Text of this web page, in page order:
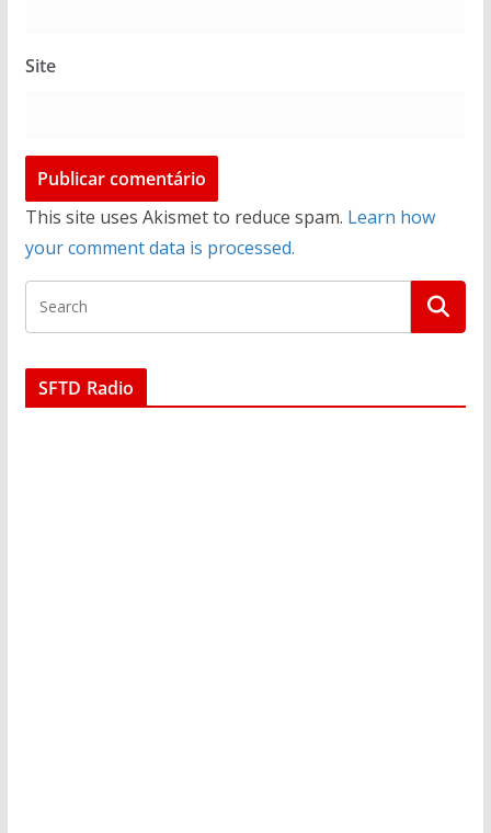
Site
This site uses Akismet to reduce spam. Learn how
your comment data is processed.
SFTD Radio